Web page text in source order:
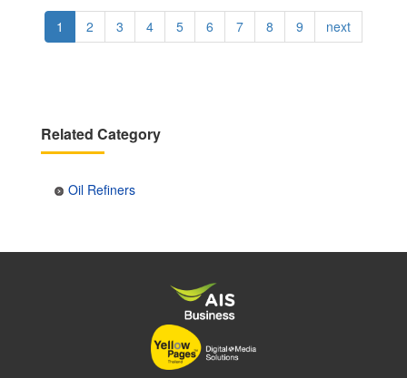
Pagination
Current
page
1 Page
2 Page
3 Page
4 Page
5 Page
6 Page
7 Page
8 Page
9
Next
page
next
Related Category
Oil Refiners